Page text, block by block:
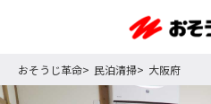
おそうじ革命 民泊清掃 大阪府